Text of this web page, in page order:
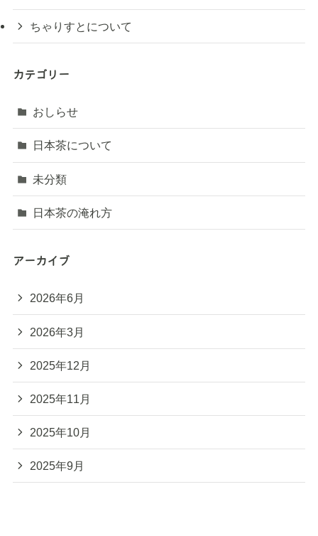
ちゃりすとについて
カテゴリー
おしらせ
日本茶について
未分類
日本茶の淹れ方
アーカイブ
2026年6月
2026年3月
2025年12月
2025年11月
2025年10月
2025年9月